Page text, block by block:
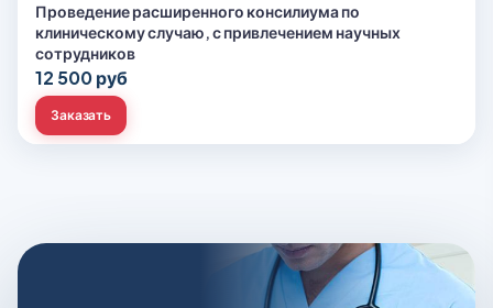
Проведение расширенного консилиума по
клиническому случаю, с привлечением научных
сотрудников
12 500 руб
Заказать